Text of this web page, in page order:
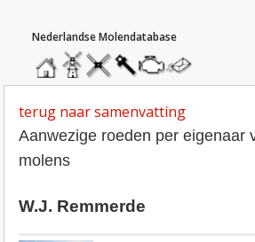
homemolendatabase
roedendatabase
assendatabase
motorendatabase
stuur
een
terug naar samenvatting
Aanwezige roeden per eigenaar
molens
W.J. Remmerde